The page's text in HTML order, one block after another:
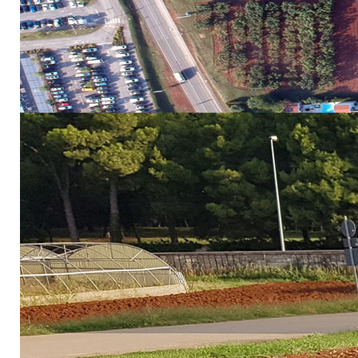
dvodnevnog
predavanja, brojne
– imali su priliku razmijeniti znanja i dobiti uvid u
turizmu.
Svečano otvorenje
Skup je svečano otvoren uz glazbeni program
violončelista Denisa Brkovića.
U pozdravnom govoru, ravnatelj Instituta dr. sc.
Instituta s lokalnom zajednicom, gospodarstvom i
na posljednjih deset godina, što omogućuje nova
Podrška iz akademske i političke zajednice
Akademik Ferdo Bašić, u ime Akademije znanosti i
razvoju održivih praksi, istaknuvši njegovu
Sandra Zokić, ravnateljica Uprave za
ribarstva, istaknula je visoku razinu znanstvenih
Ravnatelj Uprave za znanost i tehnologiju, kao
posljednjih nekoliko godina u istraživanje i razvoj u